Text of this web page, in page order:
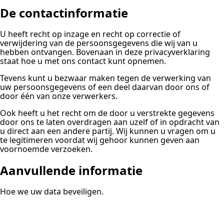
De contactinformatie
U heeft recht op inzage en recht op correctie of
verwijdering van de persoonsgegevens die wij van u
hebben ontvangen. Bovenaan in deze privacyverklaring
staat hoe u met ons contact kunt opnemen.
Tevens kunt u bezwaar maken tegen de verwerking van
uw persoonsgegevens of een deel daarvan door ons of
door één van onze verwerkers.
Ook heeft u het recht om de door u verstrekte gegevens
door ons te laten overdragen aan uzelf of in opdracht van
u direct aan een andere partij. Wij kunnen u vragen om u
te legitimeren voordat wij gehoor kunnen geven aan
voornoemde verzoeken.
Aanvullende informatie
Hoe we uw data beveiligen.